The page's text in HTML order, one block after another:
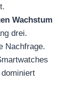
Wachstum
drei.
Nachfrage.